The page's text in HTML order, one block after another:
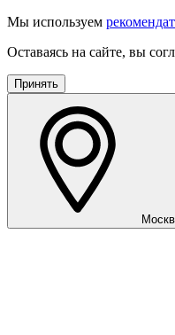
Мы используем
Оставаясь на сайте, вы
Принять